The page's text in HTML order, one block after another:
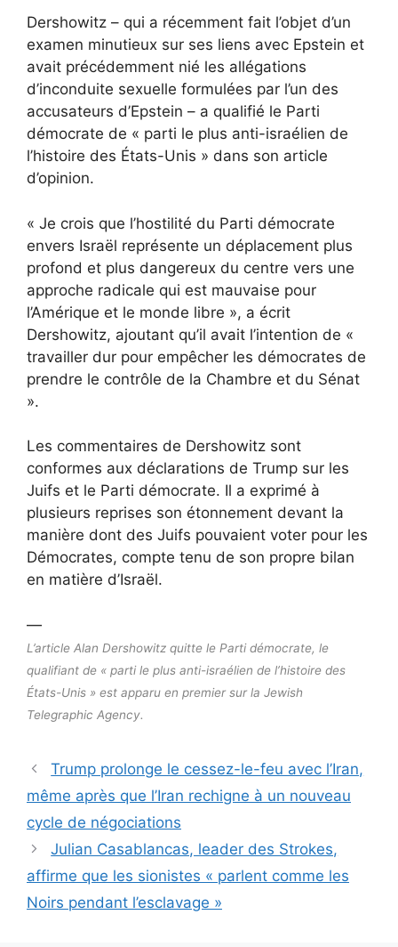
Dershowitz – qui a récemment fait l’objet d’un
examen minutieux sur ses liens avec Epstein et
avait précédemment nié les allégations
d’inconduite sexuelle formulées par l’un des
accusateurs d’Epstein – a qualifié le Parti
démocrate de « parti le plus anti-israélien de
l’histoire des États-Unis » dans son article
d’opinion.
« Je crois que l’hostilité du Parti démocrate
envers Israël représente un déplacement plus
profond et plus dangereux du centre vers une
approche radicale qui est mauvaise pour
l’Amérique et le monde libre », a écrit
Dershowitz, ajoutant qu’il avait l’intention de «
travailler dur pour empêcher les démocrates de
prendre le contrôle de la Chambre et du Sénat
».
Les commentaires de Dershowitz sont
conformes aux déclarations de Trump sur les
Juifs et le Parti démocrate. Il a exprimé à
plusieurs reprises son étonnement devant la
manière dont des Juifs pouvaient voter pour les
Démocrates, compte tenu de son propre bilan
en matière d’Israël.
—
L’article Alan Dershowitz quitte le Parti démocrate, le
qualifiant de « parti le plus anti-israélien de l’histoire des
États-Unis » est apparu en premier sur la Jewish
Telegraphic Agency.
Trump prolonge le cessez-le-feu avec l’Iran,
même après que l’Iran rechigne à un nouveau
cycle de négociations
Julian Casablancas, leader des Strokes,
affirme que les sionistes « parlent comme les
Noirs pendant l’esclavage »